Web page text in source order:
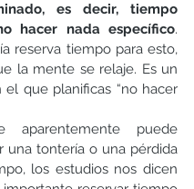
es decir, tiempo
hacer nada específico.
reserva tiempo para esto,
la mente se relaje. Es un
el que planificas “no hacer
aparentemente puede
una tontería o una pérdida
los estudios nos dicen